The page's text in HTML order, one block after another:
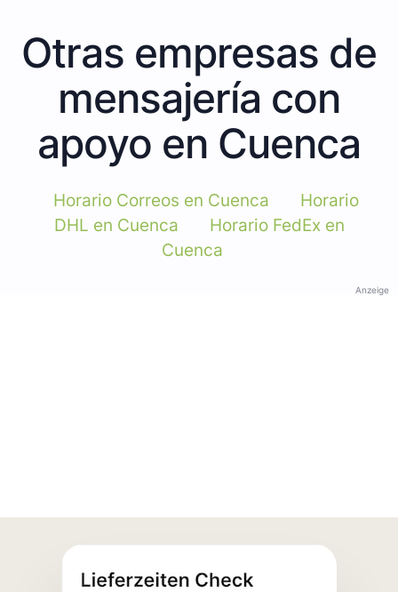
Otras empresas de
mensajería con
apoyo en Cuenca
Horario Correos en Cuenca
Horario
DHL en Cuenca
Horario FedEx en
Cuenca
Anzeige